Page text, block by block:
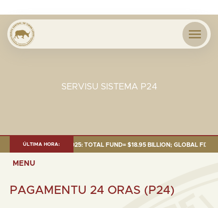
SERVISU SISTEMA P24
ÚLTIMA HORA:
AS OF 30 SEP. 2025: TOTAL FUND= $18.95 BILLION; GLOBAL
MENU
PAGAMENTU 24 ORAS (P24)